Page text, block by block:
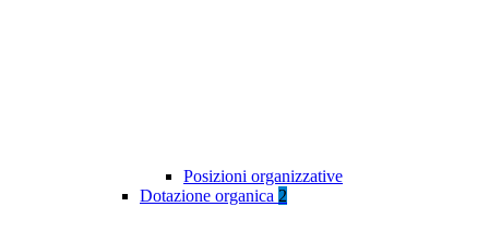
Posizioni organizzative
Dotazione organica 2